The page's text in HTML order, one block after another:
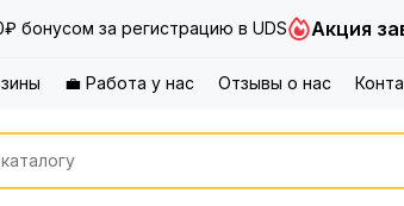
бонусом за регистрацию в UDS Акция
💼 Работа у нас Отзывы о нас